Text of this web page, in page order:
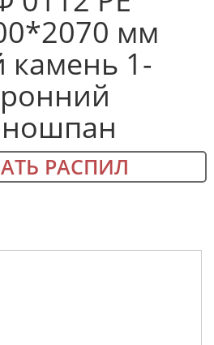
мм
камень 1-
РАСПИЛ